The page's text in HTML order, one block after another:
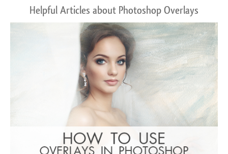
Helpful Articles about Photoshop Overlays